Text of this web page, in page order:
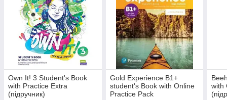
Own It! 3 Student's Book
with Practice Extra
(підручник)
Gold Experience B1+
student's Book with Online
Practice Pack
with